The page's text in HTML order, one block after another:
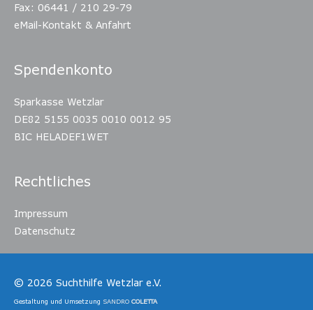
Fax: 06441 / 210 29-79
eMail-Kontakt & Anfahrt
Spendenkonto
Sparkasse Wetzlar
DE82 5155 0035 0010 0012 95
BIC HELADEF1WET
Rechtliches
Impressum
Datenschutz
© 2026 Suchthilfe Wetzlar e.V.
Gestaltung und Umsetzung SANDRO COLETTA